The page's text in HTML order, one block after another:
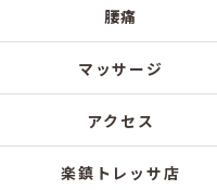
腰痛
マッサージ
アクセス
楽鎮トレッサ店